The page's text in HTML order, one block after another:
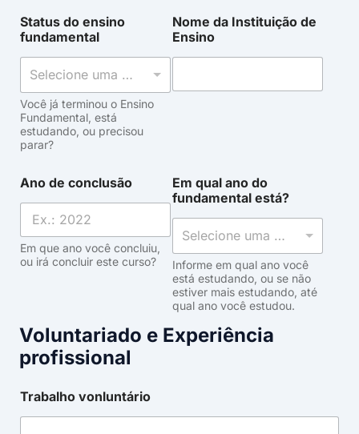
Status do ensino
fundamental
Selecione uma opção
Você já terminou o Ensino
Fundamental, está
estudando, ou precisou
parar?
Nome da Instituição de
Ensino
Ano de conclusão
Em que ano você concluiu,
ou irá concluir este curso?
Em qual ano do
fundamental está?
Selecione uma opção
Informe em qual ano você
está estudando, ou se não
estiver mais estudando, até
qual ano você estudou.
Voluntariado e Experiência
profissional
Trabalho vonluntário